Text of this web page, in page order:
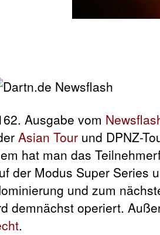
Ausgabe vom
Asian Tour und DPNZ-
hat man das
der Modus Super Series
und zum
demnächst operiert.
.